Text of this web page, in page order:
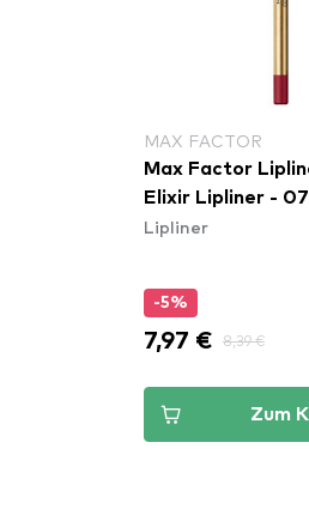
MAX FACTOR
Max Factor
Elixir Lipliner -
Lipliner
-5%
7,97 € 8,39 €
Zum